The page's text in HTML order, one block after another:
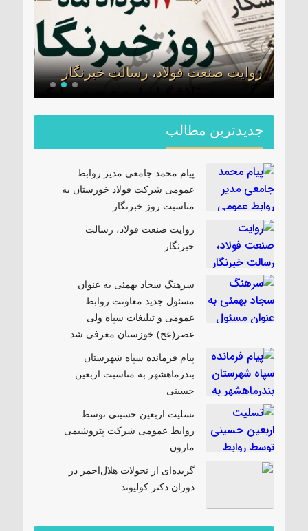
روایت صنعت فولاد،‌ رسالت خبرنگار
جدیدترین مطالب
پیام محمد جامعی مدیر روابط
عمومی شرکت فولاد خوزستان به
مناسبت روز خبرنگار
روایت صنعت فولاد،‌ رسالت
خبرنگار
سرهنگ سجاد بهمئی به عنوان
مسئول جدید معاونت روابط
عمومی و تبلیغات سپاه ولی
عصر(عج) خوزستان معرفی شد
پیام فرمانده سپاه شهرستان
بندرماهشهر به مناسبت اربعین
حسینی
تسلیت اربعین حسینی توسط
روابط عمومی شرکت پتروشیمی
مارون
گزیده‌ای از تحولات هلال‌احمر در
دوران دکتر کولیوند